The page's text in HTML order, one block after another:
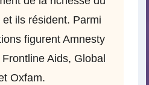
ils résident. Parmi
figurent Amnesty
Aids, Global
Oxfam.